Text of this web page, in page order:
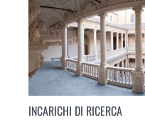
INCARICHI DI RICERCA